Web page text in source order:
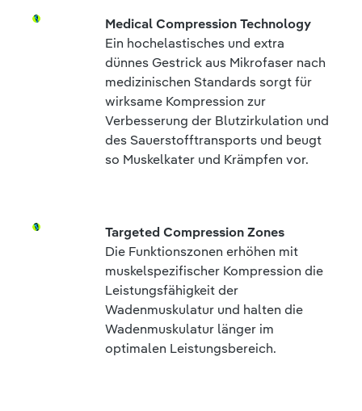
Medical Compression Technology
Ein hochelastisches und extra
dünnes Gestrick aus Mikrofaser nach
medizinischen Standards sorgt für
wirksame Kompression zur
Verbesserung der Blutzirkulation und
des Sauerstofftransports und beugt
so Muskelkater und Krämpfen vor.
Targeted Compression Zones
Die Funktionszonen erhöhen mit
muskelspezifischer Kompression die
Leistungsfähigkeit der
Wadenmuskulatur und halten die
Wadenmuskulatur länger im
optimalen Leistungsbereich.